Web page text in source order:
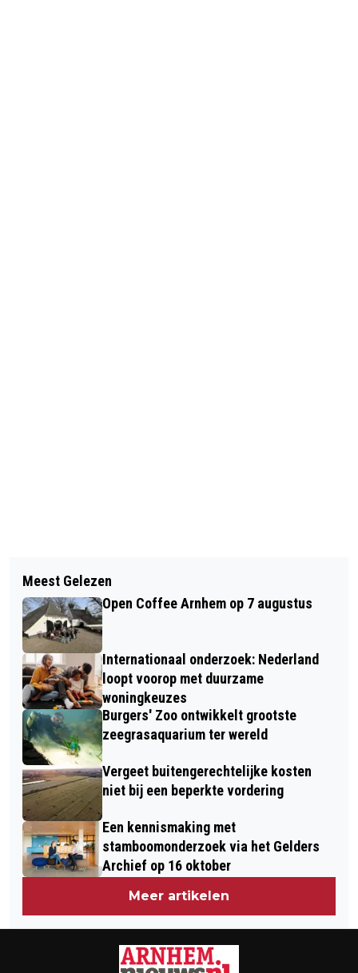
ZOMER IN HET OPENLUCHTMUSEUM
ARNHEM
GEBRUIK VAN OPVANGSCHEPEN
VERLENGT TOT EIND 2025
Meest Gelezen
Open Coffee Arnhem op 7 augustus
Internationaal onderzoek: Nederland
loopt voorop met duurzame
woningkeuzes
Burgers' Zoo ontwikkelt grootste
zeegrasaquarium ter wereld
Vergeet buitengerechtelijke kosten
niet bij een beperkte vordering
Een kennismaking met
stamboomonderzoek via het Gelders
Archief op 16 oktober
Meer artikelen